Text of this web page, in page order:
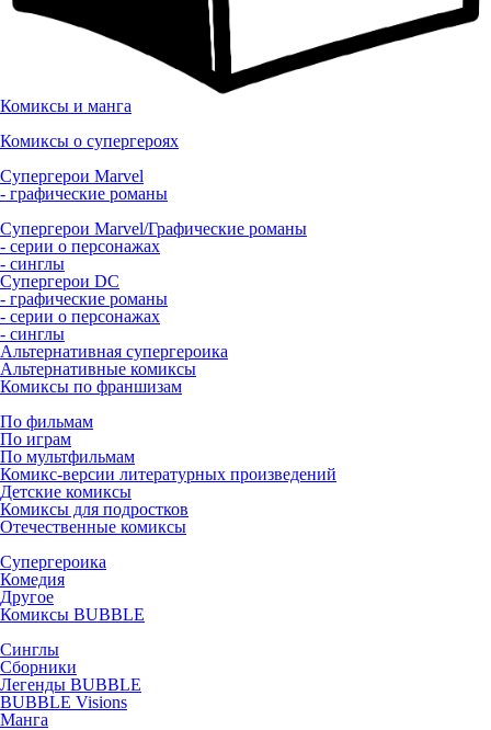
Комиксы и манга
Комиксы о супергероях
Супергерои Marvel
- графические романы
Супергерои Marvel/Графические романы
- серии о персонажах
- синглы
Супергерои DC
- графические романы
- серии о персонажах
- синглы
Альтернативная супергероика
Альтернативные комиксы
Комиксы по франшизам
По фильмам
По играм
По мультфильмам
Комикс-версии литературных произведений
Детские комиксы
Комиксы для подростков
Отечественные комиксы
Супергероика
Комедия
Другое
Комиксы BUBBLE
Синглы
Сборники
Легенды BUBBLE
BUBBLE Visions
Манга